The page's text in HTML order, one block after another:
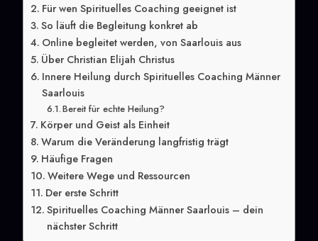
Für wen Spirituelles Coaching geeignet ist
So läuft die Begleitung konkret ab
Online begleitet werden, von Saarlouis aus
Über Christian Elijah Christus
Innere Heilung durch Spirituelles Coaching Männer
Saarlouis
Bereit für echte Heilung?
Körper und Geist als Einheit
Warum die Veränderung langfristig trägt
Häufige Fragen
Weitere Wege und Ressourcen
Der erste Schritt
Spirituelles Coaching Männer Saarlouis – dein
nächster Schritt